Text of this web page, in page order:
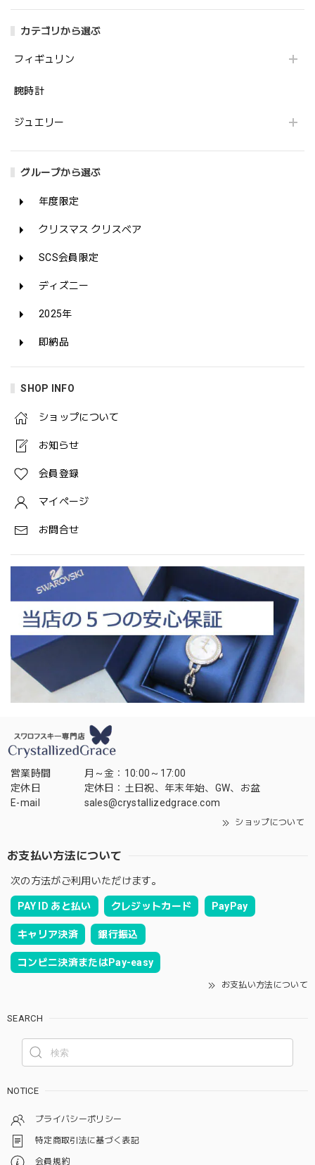
カテゴリから選ぶ
フィギュリン
腕時計
ジュエリー
グループから選ぶ
年度限定
クリスマス クリスベア
SCS会員限定
ディズニー
2025年
即納品
SHOP INFO
ショップについて
お知らせ
会員登録
マイページ
お問合せ
営業時間
月～金：10:00～17:00
定休日
定休日：土日祝、年末年始、GW、お盆
E-mail
sales@crystallizedgrace.com
ショップについて
お支払い方法について
次の方法がご利用いただけます。
PAY ID あと払い クレジットカード PayPay
キャリア決済 銀行振込
コンビニ決済またはPay-easy
お支払い方法について
SEARCH
NOTICE
プライバシーポリシー
特定商取引法に基づく表記
会員規約